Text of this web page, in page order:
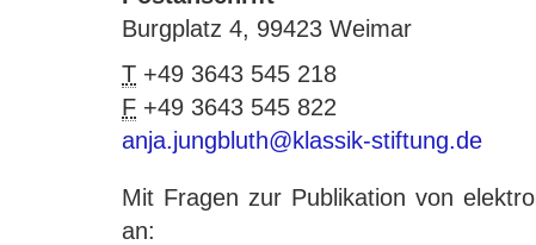
Burgplatz 4, 99423 Weimar
T +49 3643 545 218
F +49 3643 545 822
anja.jungbluth@klassik-stiftung.de
Mit Fragen zur Publikation von
an: